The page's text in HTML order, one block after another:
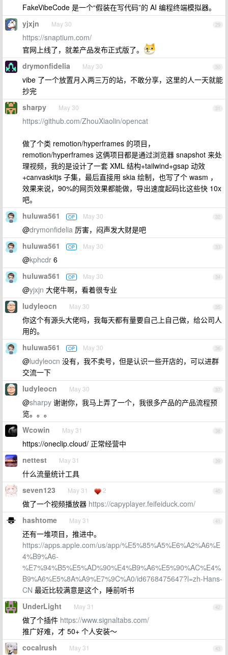
FakeVibeCode 是一个“假装在写代码”的 AI 编程终端模拟器。
29
yjxjn May 30
https://snaptium.com/
官网上线了，就差产品发布正式版了。
30
drymonfidelia May 30
vibe 了一个放置月入两三万的站，不敢分享，这里的人一天就能
抄完
31
sharpy May 30
https://github.com/ZhouXiaolin/opencat
做了个类 remotion/hyperframes 的项目，
remotion/hyperframes 这俩项目都是通过浏览器 snapshot 来处
理视频，我的是设计了一套 XML 结构+tailwind+gsap 动效
+canvaskitjs 子集，最后直接用 skia 绘制，也写了个 wasm ，
效果来说，90%的网页效果都能做，导出速度起码比这些快 10x
吧。
32
huluwa561 OP May 30
@drymonfidelia 厉害，闷声发大财是吧
33
huluwa561 OP May 30
@kphcdr 6
34
huluwa561 OP May 30
@yjxjn 大佬牛啊，看着很专业
35
ludyleocn May 30
你这个有源头大佬吗，我每天都有量要自己上自己做，给公司人
用的。
36
huluwa561 OP May 30
@ludyleocn 没有，我不卖号，但是认识一些开店的，可以进群
交流一下
37
ludyleocn May 30
@sharpy 谢谢你，我马上弄了一个，我很多产品的产品流程预
览。。。
38
Wcowin May 31
https://oneclip.cloud/ 正常经营中
39
nettest May 31
什么流量统计工具
40
seven123 May 31 2
做了一个视频播放器 https://capyplayer.feifeiduck.com/
41
hashtome May 31
还有一堆项目，推进中。
https://apps.apple.com/us/app/%E5%85%A5%E6%A2%A6%E
4%B9%A6-
%E7%94%B5%E5%AD%90%E4%B9%A6%E5%90%AC%E4%
B9%A6%E5%8A%A9%E7%9C%A0/id6768475647?l=zh-Hans-
CN 最近比较满意是这个，睡前听书
42
UnderLight May 31
做了个插件 https://www.signaltabs.com/
推广好难，才 50+ 个人安装～
43
cocalrush May 31